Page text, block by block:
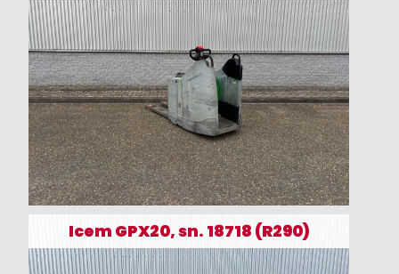
Icem GPX20, sn. 18718 (R290)